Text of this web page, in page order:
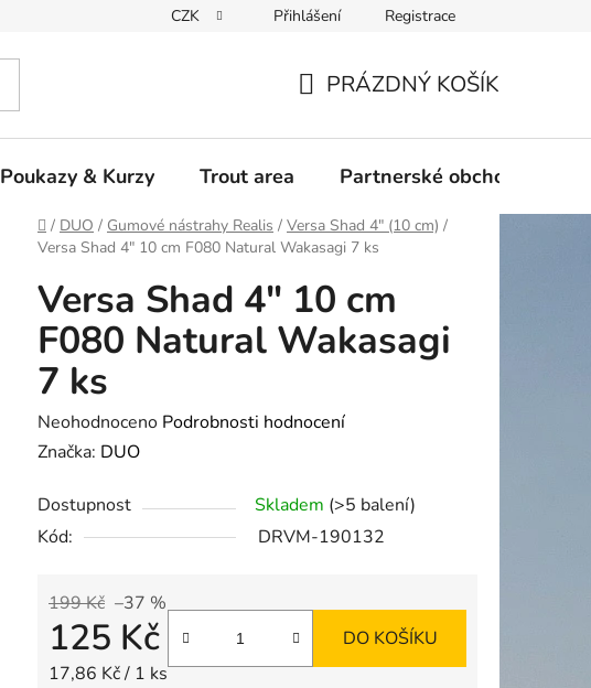
CZK Přihlášení Registrace
KOŠÍK
PRÁZDNÝ KOŠÍK
Poukazy & Kurzy Trout area Partnerské obchody
Domů
/ DUO / Gumové nástrahy Realis / Versa Shad 4" (10 cm) /
Versa Shad 4" 10 cm F080 Natural Wakasagi 7 ks
Versa Shad 4" 10 cm
F080 Natural Wakasagi
7 ks
Průměrné
hodnocení
je
0,0
hvězdiček.
Neohodnoceno Podrobnosti hodnocení
Značka: DUO
Dostupnost Skladem (>5 balení)
Kód:
DRVM-190132
199 Kč –37 %
125 Kč
Měrná cena:
17,86 Kč / 1 ks
DO KOŠÍKU